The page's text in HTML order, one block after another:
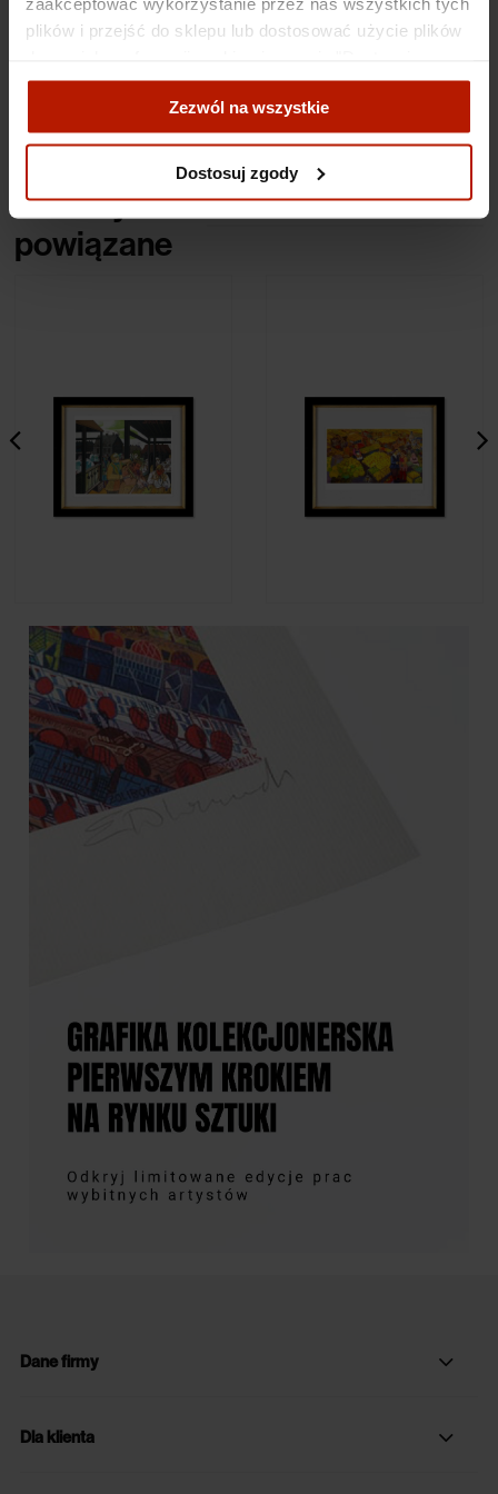
plików i przejść do sklepu lub dostosować użycie plików
zgody".
Więcej o plikach cookies przeczytasz w naszej Polityce
Zezwól na wszystkie
Dostosuj zgody
Obiekty
powiązane
Edward Dwurnik - Darmowa
zupa
3 490,00 zł
Dane firmy
Dla klienta